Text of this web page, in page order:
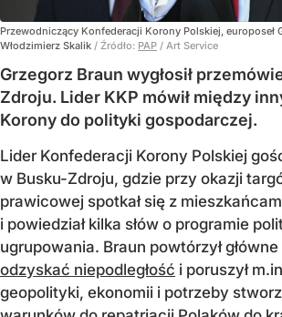
Przewodniczący Konfederacji Korony Polskiej, europoseł
Włodzimierz Skalik / Źródło: PAP / Art Service
Grzegorz Braun wygłosił
Zdroju. Lider KKP mówił między
Korony do polityki gospodarczej.
Lider Konfederacji Korony Polskiej
w Busku-Zdroju, gdzie przy okazji
prawicowej spotkał się z
i powiedział kilka słów o programie
ugrupowania. Braun powtórzył główne
odzyskać niepodległość i poruszył
geopolityki, ekonomii i potrzeby